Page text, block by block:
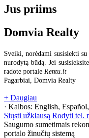
Jus priims
Domvia Realty
Sveiki, norėdami susisiekti
nurodytą būdą. Jei
radote portale Rentu.lt
Pagarbiai, Domvia Realty
+ Daugiau
· Kalbos: English,
Siųsti užklausą Rodyti tel.
Saugumo sumetimais
portalo žinučių sistemą